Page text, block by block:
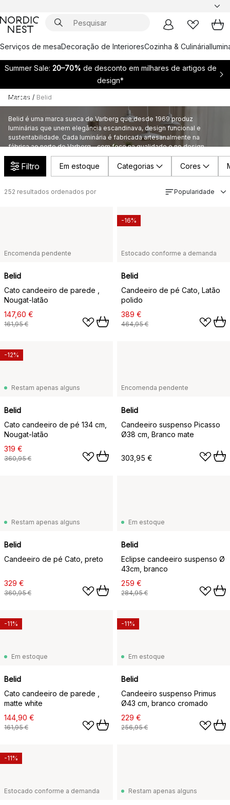
Serviços de mesaDecoração de InterioresCozinha & Culinária
Summer Sale: 20–70% de desconto em milhares de artigos de
design*
Marcas / Belid
Belid
Belid é uma marca sueca de Varberg que desde 1969 produz
luminárias que unem elegância escandinava, design funcional e
sustentabilidade. Cada luminária é fabricada artesanalmente na
fábrica ao norte de Varberg – com foco na qualidade e no design
atemporal, que perdura hoje e para as gerações futuras.
Filtro Em estoque Categorias Cores
252 resultados ordenados por Popularidade
Encomenda pendente
Belid
Cato candeeiro de parede ,
Nougat-latão
147,60 €
161,95 €
Estocado conforme a demanda
Belid
Candeeiro de pé Cato, Latão
polido
389 €
464,95 €
-16%
Restam apenas alguns
Belid
Cato candeeiro de pé 134 cm,
Nougat-latão
319 €
360,95 €
-12%
Encomenda pendente
Belid
Candeeiro suspenso Picasso
Ø38 cm, Branco mate
303,95 €
Restam apenas alguns
Belid
Candeeiro de pé Cato, preto
329 €
360,95 €
Em estoque
Belid
Eclipse candeeiro suspenso Ø
43cm, branco
259 €
284,95 €
Em estoque
Belid
Cato candeeiro de parede ,
matte white
144,90 €
161,95 €
-11%
Em estoque
Belid
Candeeiro suspenso Primus
Ø43 cm, branco cromado
229 €
256,95 €
-11%
Estocado conforme a demanda
-11%
Restam apenas alguns